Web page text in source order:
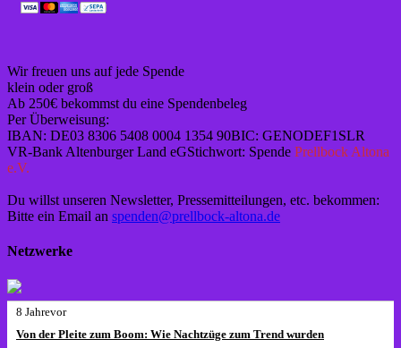
Wir freuen uns auf jede Spende
klein oder groß
Ab 250€ bekommst du eine Spendenbeleg
Per Überweisung:
IBAN: DE03 8306 5408 0004 1354 90BIC: GENODEF1SLR
VR-Bank Altenburger Land eGStichwort: Spende Prellbock Altona
e.V.
Du willst unseren Newsletter, Pressemitteilungen, etc. bekommen:
Bitte ein Email an spenden@prellbock-altona.de
Netzwerke
8 Jahrevor
Von der Pleite zum Boom: Wie Nachtzüge zum Trend wurden